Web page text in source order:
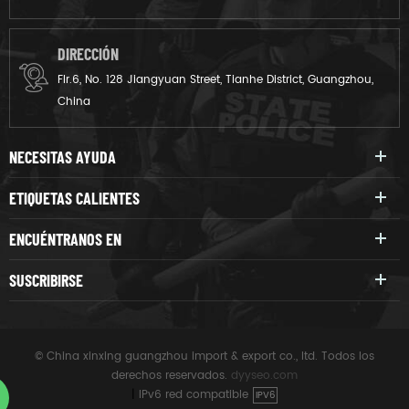
DIRECCIÓN
Flr.6, No. 128 Jiangyuan Street, Tianhe District, Guangzhou,
China
NECESITAS AYUDA
ETIQUETAS CALIENTES
ENCUÉNTRANOS EN
SUSCRIBIRSE
© China xinxing guangzhou import & export co., ltd. Todos los
derechos reservados. dyyseo.com
IPv6 red compatible IPV6